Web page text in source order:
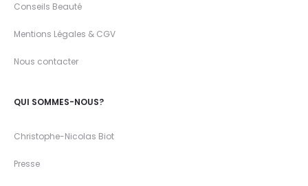
Conseils Beauté
Mentions Légales & CGV
Nous contacter
QUI SOMMES-NOUS?
Christophe-Nicolas Biot
Presse